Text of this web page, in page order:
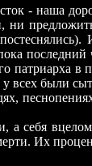
- наша
ни
патриарха
всех были
а себя
Их